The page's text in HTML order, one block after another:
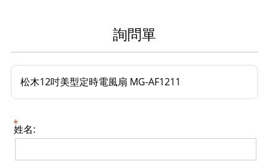
詢問單
松木12吋美型定時電風扇 MG-AF1211
姓名: